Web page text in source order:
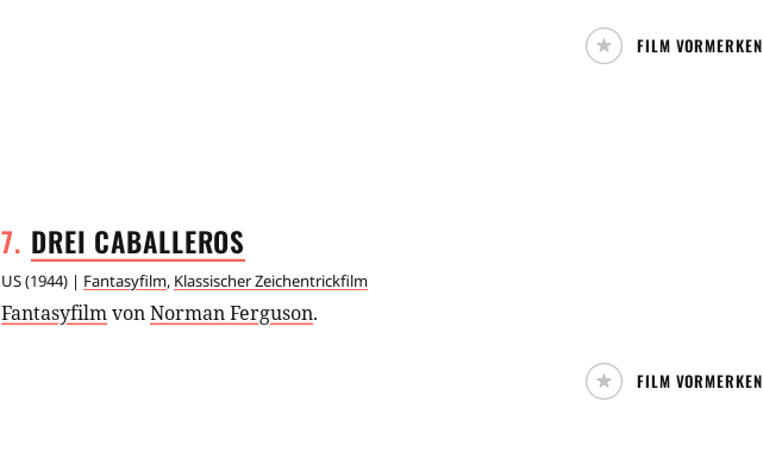
FILM VORMERKEN
7. DREI CABALLEROS
US(1944) | Fantasyfilm, Klassischer Zeichentrickfilm
FantasyfilmvonNorman Ferguson.
FILM VORMERKEN